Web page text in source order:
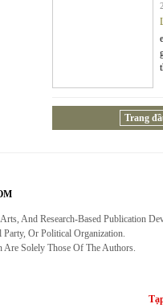
Trang
And Research-Based Publication
Or Political Organization.
Solely Those Of The Authors.